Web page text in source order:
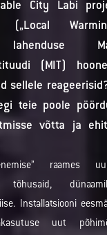
City Labi
(„Local
(MIT)
sellele
teie poole
võtta ja
raames
tõhusaid,
Installatsiooni
uut